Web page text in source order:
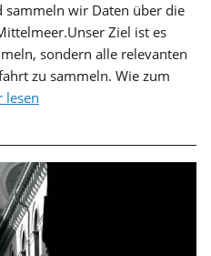
sammeln wir Daten über die
Ziel ist es
sondern alle relevanten
zu sammeln. Wie zum
lesen